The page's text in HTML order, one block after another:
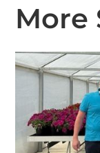
More